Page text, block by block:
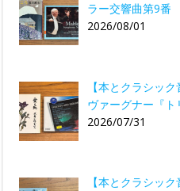
ラー交響曲第9番
2026/08/01
【本とクラシッ
ヴァーグナー『ト
2026/07/31
【本とクラシッ